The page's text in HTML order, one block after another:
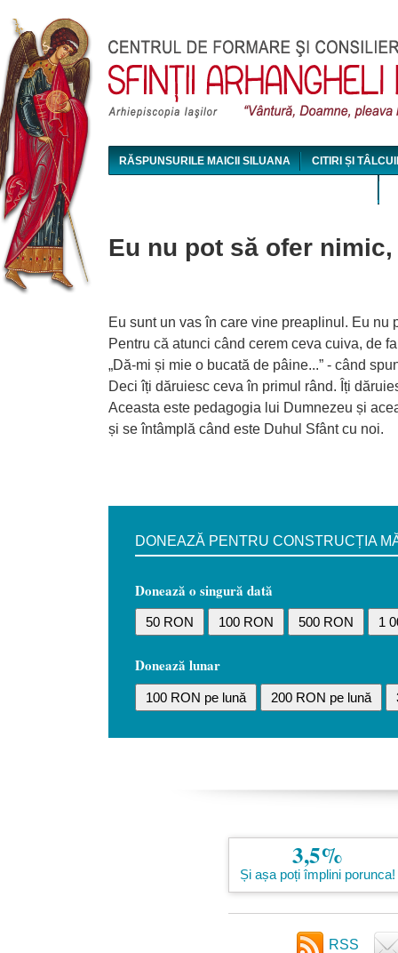
RĂSPUNSURILE MAICII SILUANA CITIRI ȘI
Eu nu pot să ofer
Eu sunt un vas în care vine preaplinul. Eu nu
Pentru că atunci când cerem ceva cuiva, de
„Dă-mi și mie o bucată de pâine...” - când
Deci îți dăruiesc ceva în primul rând. Îți
Aceasta este pedagogia lui Dumnezeu și
și se întâmplă când este Duhul Sfânt cu noi.
DONEAZĂ PENTRU CONSTRUCȚIA
Donează o singură dată
50 RON 100 RON 500 RON 1
Donează lunar
100 RON pe lună 200 RON pe lună
3,5%
Și așa poți împlini porunca!
RSS